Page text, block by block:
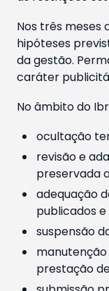
Nos três meses
hipóteses
da gestão.
caráter
No âmbito do
ocultação
revisão e
preservada
adequação
publicados
suspensão
prestação